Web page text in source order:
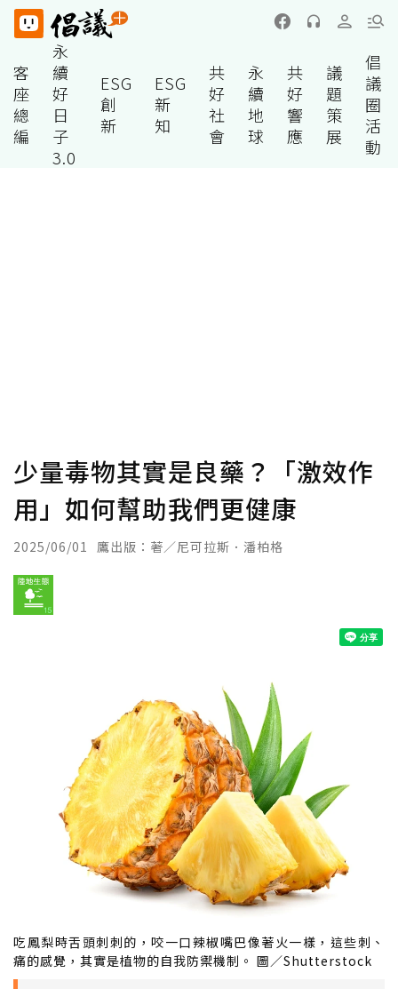
客
座
總
編
永
續
好
日
子
3.0
ESG
創
新
ESG
新
知
共
好
社
會
永
續
地
球
共
好
響
應
議
題
策
展
倡
議
圈
活
動
少量毒物其實是良藥？「激效作
用」如何幫助我們更健康
2025/06/01 鷹出版：著／尼可拉斯．潘柏格
吃鳳梨時舌頭刺刺的，咬一口辣椒嘴巴像著火一樣，這些刺、
痛的感覺，其實是植物的自我防禦機制。 圖／Shutterstock